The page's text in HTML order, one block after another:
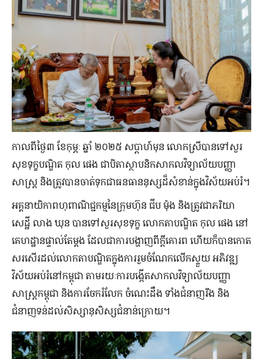
កាលពីថ្ងៃ៣ ខែ​កុម្ភៈ ឆ្នាំ ២០២៥ សប្ដាហ៍មុន លោក​ស្រី​បាន​ទៅ​សួរ​
សុខទុក្ខ​បណ្ឌិត កុល ផេង ជា​បិតា​ស្ថាបនិក​សាកលវិទ្យាល័យ​បញ្ញា​
សាស្ត្រ និង​ត្រូវ​បាន​ចាត់ទុក​ជា​ធនធាន​នុស្ស​ដ៏​សំខាន់​ក្នុង​វិស័យ​អប់រំ។
អគ្គ​នាយិកា​ពហុ​ពាណិជ្ជកម្ម​នៃ​ក្រុមហ៊ុន ជីប ម៉ុង និង​ត្រូវ​ជា​ភរិយា​
សេដ្ឋី លាង ឃុន បាន​ទៅ​សួរ​សុខ​ទុក្ខ លោកតា​បណ្ឌិត កុល ផេង នៅ​
គេហដ្ឋាន​ផ្ទាល់​​​តែម្ដង ដែល​ជា​ការ​បង្ហាញ​ពី​ក្ដី​គោរព ហើយ​ក៏​បាន​កោត
សរសើរ​ដល់​លោក​តា​បណ្ឌិត​ក្នុង​ការ​រួម​ចំណែក​លើកស្ទួយ អភិវឌ្ឍ​
វិស័យ​អប់រំ​នៅ​កម្ពុជា តាមរយៈ​ការ​បង្កើត​សាកលវិទ្យាល័យ​បញ្ញា​
សាស្ត្រ​កម្ពុជា និង​ការ​ចែករំលែក ចំណេះដឹង ទាំង​ជំនាញ​រឹង និង​
ជំនាញ​ទន់​ដល់​សិស្សានុសិស្ស​ជំនាន់​ក្រោយ។